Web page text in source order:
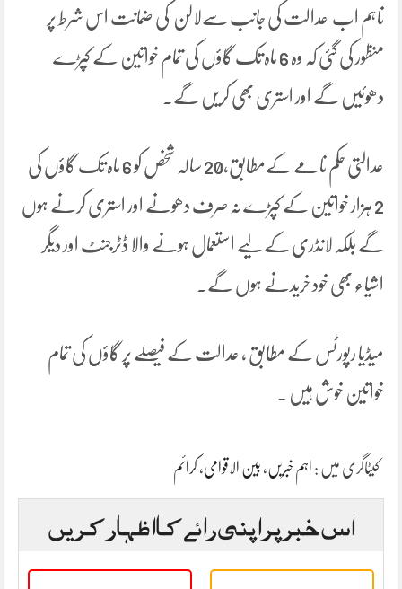
تاہم اب عدالت کی جانب سےلالن کی ضمانت اس شرط پر
منظور کی گئی کہ وہ 6 ماہ تک گاؤں کی تمام خواتین کے کپڑے
دھوئیں گے اور استری بھی کریں گے۔
عدالتی حکم نامے کےمطابق،20 سالہ شخص کو 6 ماہ تک گاؤں کی
2 ہزار خواتین کے کپڑے نہ صرف دھونے اور استری کرنے ہوں
گے بلکہ لانڈری کے لیے استعمال ہونے والا ڈٹرجنٹ اور دیگر
اشیاء بھی خود خریدنے ہوں گے۔
میڈیا رپورٹس کے مطابق ، عدالت کے فیصلے پر گاؤں کی تمام
خواتین خوش ہیں ۔
کیٹاگری میں : اہم خبریں ، بین الاقوامی، کرائم
اس خبر پر اپنی رائے کا اظہار کریں